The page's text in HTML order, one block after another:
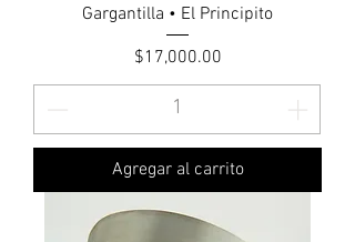
Gargantilla • El Principito
Precio
$17,000.00
Agregar al carrito